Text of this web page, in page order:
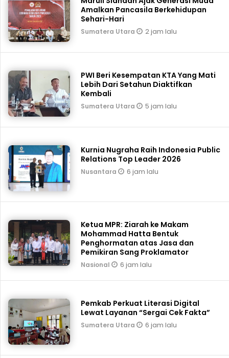
Amalkan Pancasila Berkehidupan
Sehari-Hari
Sumatera Utara 2 jam lalu
PWI Beri Kesempatan KTA Yang Mati
Lebih Dari Setahun Diaktifkan
Kembali
Sumatera Utara 5 jam lalu
Kurnia Nugraha Raih Indonesia Public
Relations Top Leader 2026
Nusantara 6 jam lalu
Ketua MPR: Ziarah ke Makam
Mohammad Hatta Bentuk
Penghormatan atas Jasa dan
Pemikiran Sang Proklamator
Nasional 6 jam lalu
Pemkab Perkuat Literasi Digital
Lewat Layanan “Sergai Cek Fakta”
Sumatera Utara 6 jam lalu